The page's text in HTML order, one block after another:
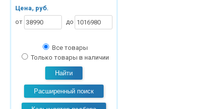
Цена, руб.
от
до
Все товары
Только товары в наличии
Найти
Расширенный поиск